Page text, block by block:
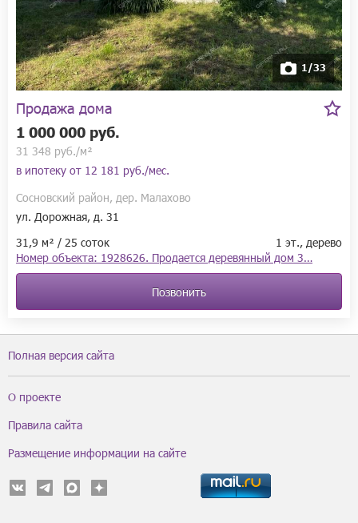
1/33
Продажа дома
1 000 000 руб.
31 348 руб./м²
в ипотеку от 12 181 руб./мес.
Сосновский район, дер. Малахово
ул. Дорожная, д. 31
31,9 м² / 25 соток
1 эт., дерево
Номер объекта: 1928626. Продается деревянный дом 3…
Позвонить
Полная версия сайта
О проекте
Правила сайта
Размещение информации на сайте